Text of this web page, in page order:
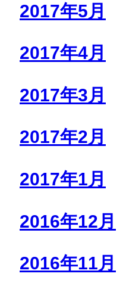
2017年5月
2017年4月
2017年3月
2017年2月
2017年1月
2016年12月
2016年11月